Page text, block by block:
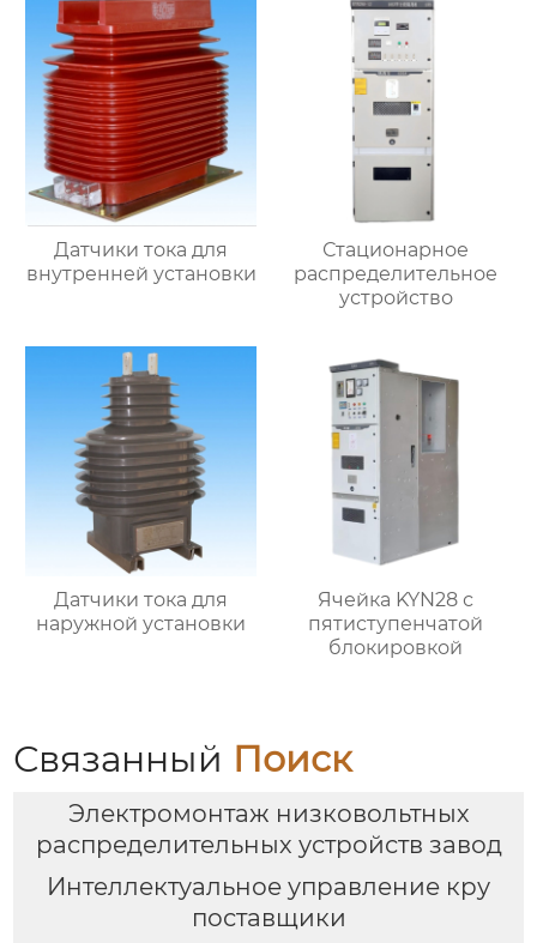
Датчики тока для
внутренней установки
Стационарное
распределительное
устройство
Датчики тока для
наружной установки
Ячейка KYN28 с
пятиступенчатой
блокировкой
Связанный Поиск
Электромонтаж низковольтных
распределительных устройств завод
Интеллектуальное управление кру
поставщики